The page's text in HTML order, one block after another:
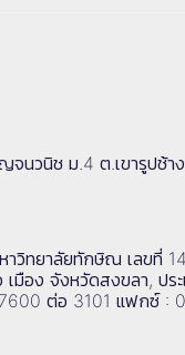
นวนิช ม.4 ต.เขารูปช้า
าวิทยาลัยทักษิณ เลขที่
เมือง จังหวัดสงขลา, ป
ต่อ 3101 แฟกซ์ :